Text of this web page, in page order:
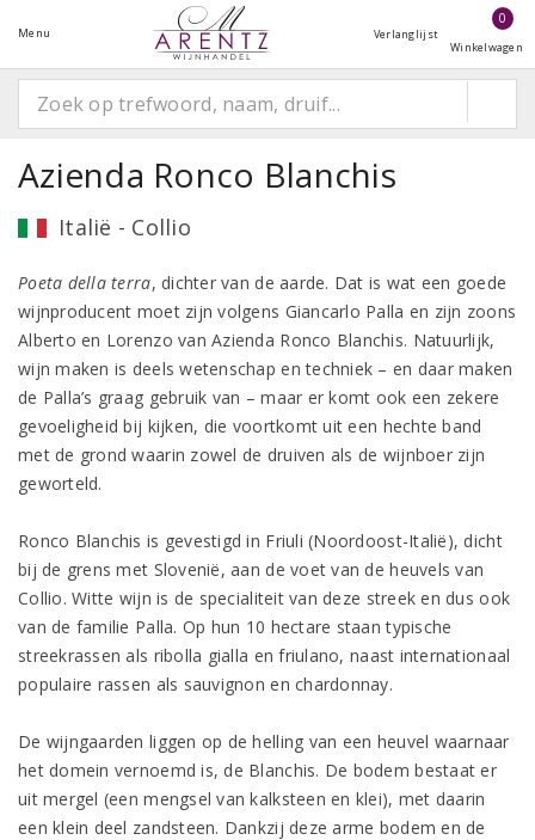
Menu Verlanglijst
0
Winkelwagen
Azienda Ronco Blanchis
Italië - Collio
Poeta della terra, dichter van de aarde. Dat is wat een goede
wijnproducent moet zijn volgens Giancarlo Palla en zijn zoons
Alberto en Lorenzo van Azienda Ronco Blanchis. Natuurlijk,
wijn maken is deels wetenschap en techniek – en daar maken
de Palla’s graag gebruik van – maar er komt ook een zekere
gevoeligheid bij kijken, die voortkomt uit een hechte band
met de grond waarin zowel de druiven als de wijnboer zijn
geworteld.
Ronco Blanchis is gevestigd in Friuli (Noordoost-Italië), dicht
bij de grens met Slovenië, aan de voet van de heuvels van
Collio. Witte wijn is de specialiteit van deze streek en dus ook
van de familie Palla. Op hun 10 hectare staan typische
streekrassen als ribolla gialla en friulano, naast internationaal
populaire rassen als sauvignon en chardonnay.
De wijngaarden liggen op de helling van een heuvel waarnaar
het domein vernoemd is, de Blanchis. De bodem bestaat er
uit mergel (een mengsel van kalksteen en klei), met daarin
een klein deel zandsteen. Dankzij deze arme bodem en de